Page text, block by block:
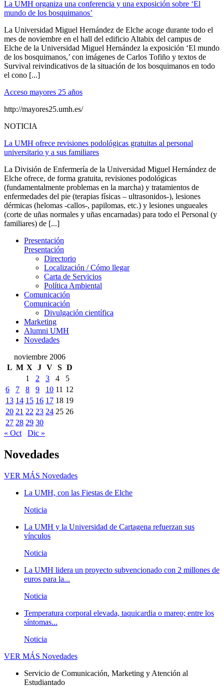
La UMH organiza una conferencia y una exposición sobre ‘El
mundo de los bosquimanos’
La Universidad Miguel Hernández de Elche acoge durante todo el
mes de noviembre en el hall del edificio Altabix del campus de
Elche de la Universidad Miguel Hernández la exposición ‘El mundo
de los bosquimanos,’ con imágenes de Carlos Tofiño y textos de
Survival reivindicativos de la situación de los bosquimanos en todo
el cono [...]
Acceso mayores 25 años
http://mayores25.umh.es/
NOTICIA
La UMH ofrece revisiones podológicas gratuitas al personal
universitario y a sus familiares
La División de Enfermería de la Universidad Miguel Hernández de
Elche ofrece, de forma gratuita, revisiones podológicas
(fundamentalmente problemas en la marcha) y tratamientos de
enfermedades del pie (terapias físicas – ultrasonidos-), lesiones
dérmicas (helomas -callos-, papilomas, etc.) y lesiones ungueales
(corte de uñas normales y uñas encarnadas) para todo el Personal (y
familiares) de [...]
Presentación
Presentación
Directorio
Localización / Cómo llegar
Carta de Servicios
Política Ambiental
Comunicación
Comunicación
Divulgación científica
Marketing
Alumni UMH
Novedades
noviembre 2006
L M X J V S D
1
2 3 4
5
6
7 8 9 10 11 12
13 14 15 16 17 18 19
20 21 22 23 24 25 26
27 28 29 30
« Oct
Dic »
Novedades
VER MÁS Novedades
La UMH, con las Fiestas de Elche
Noticia
La UMH y la Universidad de Cartagena refuerzan sus
vínculos
Noticia
La UMH lidera un proyecto subvencionado con 2 millones de
euros para la...
Noticia
Temperatura corporal elevada, taquicardia o mareo; entre los
síntomas...
Noticia
VER MÁS Novedades
Servicio de Comunicación, Marketing y Atención al
Estudiantado